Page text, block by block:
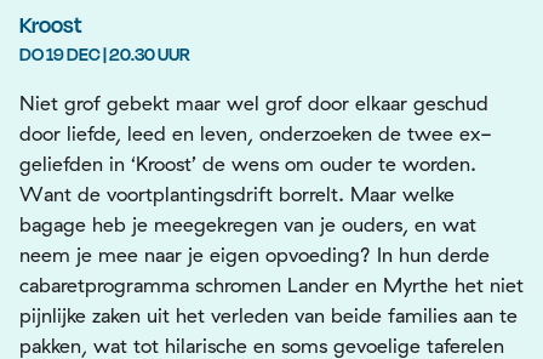
Kroost
DO 19 DEC | 20.30 UUR
Niet grof gebekt maar wel grof door elkaar geschud
door liefde, leed en leven, onderzoeken de twee ex-
geliefden in ‘Kroost’ de wens om ouder te worden.
Want de voortplantingsdrift borrelt. Maar welke
bagage heb je meegekregen van je ouders, en wat
neem je mee naar je eigen opvoeding? In hun derde
cabaretprogramma schromen Lander en Myrthe het niet
pijnlijke zaken uit het verleden van beide families aan te
pakken, wat tot hilarische en soms gevoelige taferelen